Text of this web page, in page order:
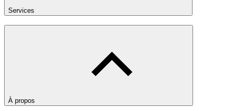
Services
À propos